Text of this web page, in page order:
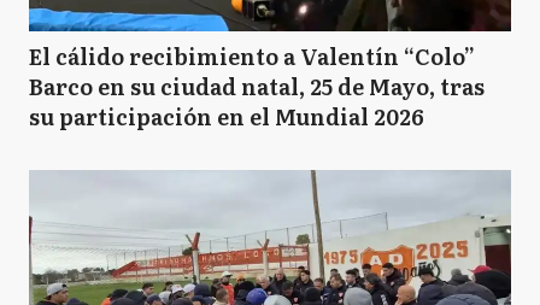
El cálido recibimiento a Valentín “Colo”
Barco en su ciudad natal, 25 de Mayo, tras
su participación en el Mundial 2026